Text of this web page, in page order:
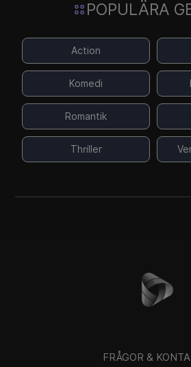
POPULÄRA
Action
Komedi
Romantik
Thriller
FRÅGOR &